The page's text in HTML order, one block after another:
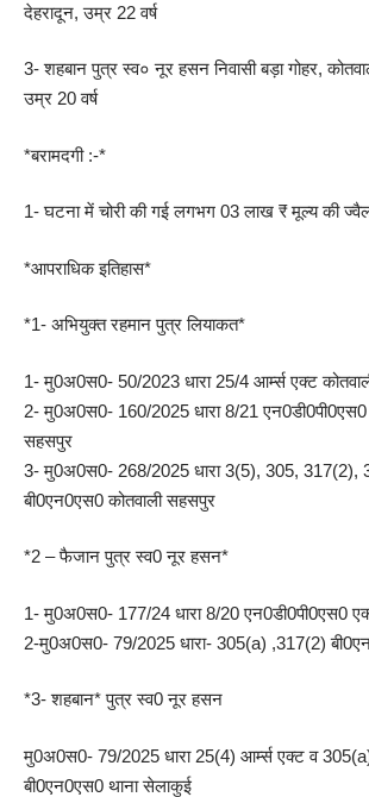
देहरादून, उम्र 22 वर्ष
3- शहबान पुत्र स्व० नूर हसन निवासी बड़ा गोहर,
उम्र 20 वर्ष
*बरामदगी :-*
1- घटना में चोरी की गई लगभग 03 लाख ₹ मूल्य की
*आपराधिक इतिहास*
*1- अभियुक्त रहमान पुत्र लियाकत*
1- मु0अ0स0- 50/2023 धारा 25/4 आर्म्स एक्ट
2- मु0अ0स0- 160/2025 धारा 8/21 एन0डी0पी0एस0
सहसपुर
3- मु0अ0स0- 268/2025 धारा 3(5), 305, 317(2),
बी0एन0एस0 कोतवाली सहसपुर
*2 – फैजान पुत्र स्व0 नूर हसन*
1- मु0अ0स0- 177/24 धारा 8/20 एन0डी0पी0एस0
2-मु0अ0स0- 79/2025 धारा- 305(a) ,317(2)
*3- शहबान* पुत्र स्व0 नूर हसन
मु0अ0स0- 79/2025 धारा 25(4) आर्म्स एक्ट व
बी0एन0एस0 थाना सेलाकुई